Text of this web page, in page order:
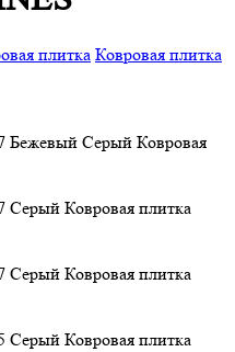
плитка Ковровая плитка